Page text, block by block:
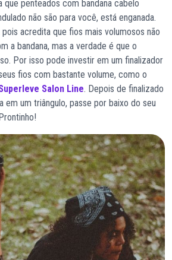
que penteados com bandana cabelo
não são para você, está enganada.
acredita que fios mais volumosos não
a bandana, mas a verdade é que o
Por isso pode investir em um finalizador
fios com bastante volume, como o
Salon Line. Depois de finalizado
em um triângulo, passe por baixo do seu